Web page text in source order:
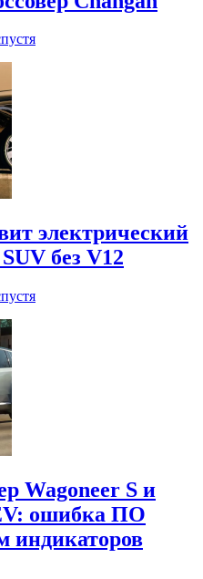
электрический
без V12
Wagoneer S и
ошибка ПО
индикаторов